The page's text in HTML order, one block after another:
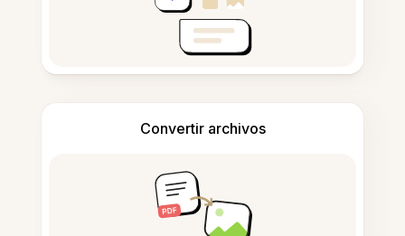
Convertir archivos